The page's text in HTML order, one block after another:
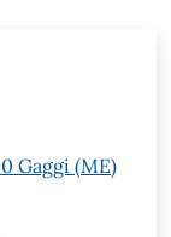
Gaggi (ME)